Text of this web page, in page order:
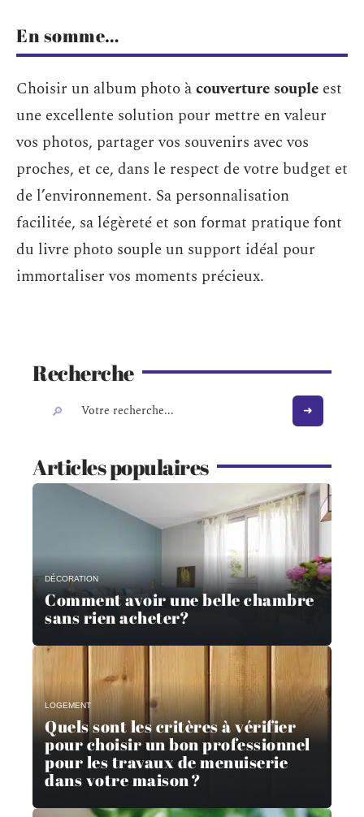
En somme…
Choisir un album photo àcouverture souple est
une excellente solution pour mettre en valeur
vos photos, partager vos souvenirs avec vos
proches, et ce, dans le respect de votre budget et
de l’environnement. Sa personnalisation
facilitée, sa légèreté et son format pratique font
du livre photo souple un support idéal pour
immortaliser vos moments précieux.
Recherche
Articles populaires
DÉCORATION
Comment avoir une belle chambre
sans rien acheter?
LOGEMENT
Quels sont les critères à vérifier
pour choisir un bon professionnel
pour les travaux de menuiserie
dans votre maison ?